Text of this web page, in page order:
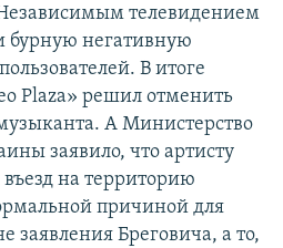
телевидением
бурную негативную
В итоге
Plaza» решил отменить
А Министерство
заявило, что артисту
на территорию
причиной для
заявления Бреговича, а то,